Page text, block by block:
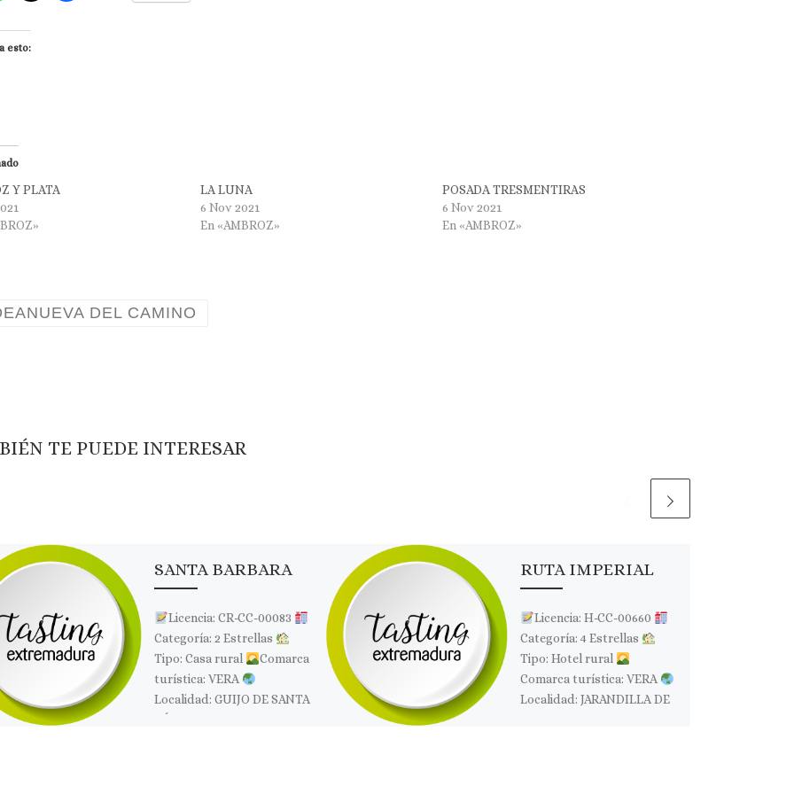
esto:
Y PLATA
LA LUNA
6 Nov 2021
En «AMBROZ»
POSADA TRESMENTIRAS
6 Nov 2021
En «AMBROZ»
DEL CAMINO
TE PUEDE INTERESAR
SANTA BARBARA
Licencia: CR-CC-00083
Categoría: 2 Estrellas
Tipo: Casa rural
Comarca
turística: VERA
Localidad: GUIJO DE SANTA
RUTA IMPERIAL
Licencia: H-CC-00660
Categoría: 4 Estrellas
Tipo: Hotel rural
Comarca turística: VERA
Localidad: JARANDILLA DE